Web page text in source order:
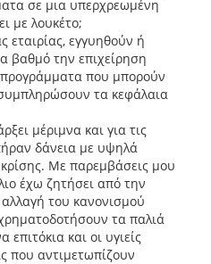
σε μια υπερχρεωμένη
με λουκέτο;
εταιρίας, εγγυηθούν ή
βαθμό την επιχείρηση
που μπορούν
τα κεφάλαια
μέριμνα και για τις
δάνεια με υψηλά
κρίσης. Με παρεμβάσεις μου
έχω ζητήσει από την
του κανονισμού
τα παλιά
και οι υγιείς
που αντιμετωπίζουν